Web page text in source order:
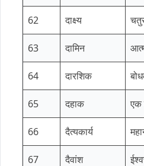
62 दाक्ष्य
63 दामिन
64 दारशिक
65 दहाक एक
66 दैत्यकार्य
67 दैवांश